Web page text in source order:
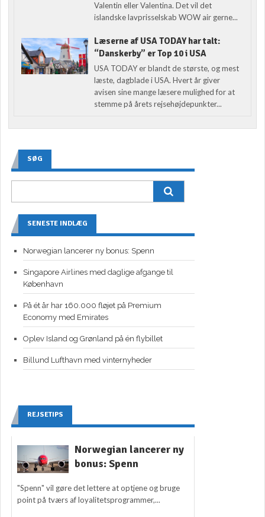
Valentin eller Valentina. Det vil det
islandske lavprisselskab WOW air gerne...
Læserne af USA TODAY har talt:
“Danskerby” er Top 10 i USA
USA TODAY er blandt de største, og mest
læste, dagblade i USA. Hvert år giver
avisen sine mange læsere mulighed for at
stemme på årets rejsehøjdepunkter...
SØG
SENESTE INDLÆG
Norwegian lancerer ny bonus: Spenn
Singapore Airlines med daglige afgange til
København
På ét år har 160.000 fløjet på Premium
Economy med Emirates
Oplev Island og Grønland på én flybillet
Billund Lufthavn med vinternyheder
REJSETIPS
Norwegian lancerer ny
bonus: Spenn
"Spenn" vil gøre det lettere at optjene og bruge
point på tværs af loyalitetsprogrammer,...